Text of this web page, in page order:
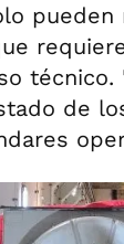
de